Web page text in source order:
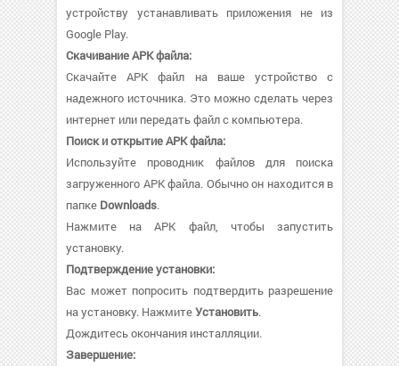
устройству устанавливать приложения не из
Google Play.
Скачивание APK файла:
Скачайте APK файл на ваше устройство с
надежного источника. Это можно сделать через
интернет или передать файл с компьютера.
Поиск и открытие APK файла:
Используйте проводник файлов для поиска
загруженного APK файла. Обычно он находится в
папке Downloads.
Нажмите на APK файл, чтобы запустить
установку.
Подтверждение установки:
Вас может попросить подтвердить разрешение
на установку. НажмитеУстановить.
Дождитесь окончания инсталляции.
Завершение: